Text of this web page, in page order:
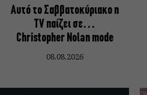
Αυτό το Σαββατοκύριακο η
TV παίζει σε…
Christopher Nolan mode
08.08.2026